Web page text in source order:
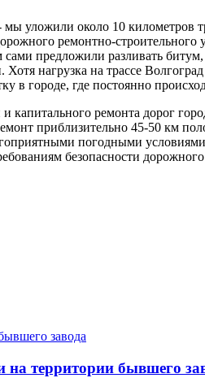
уложили около 10 километров
ремонтно-
предложили разливать
нагрузка на трассе
в городе, где постоянно
ремонта дорог
приблизительно 45-50 км
погодными
безопасности
территории бывшего